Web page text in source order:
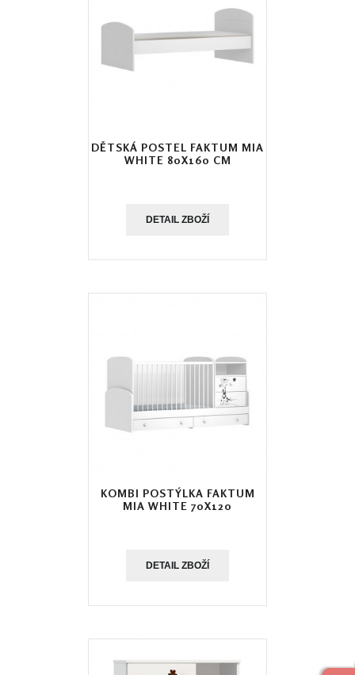
DĚTSKÁ POSTEL FAKTUM MIA
WHITE 80X160 CM
DETAIL ZBOŽÍ
KOMBI POSTÝLKA FAKTUM
MIA WHITE 70X120
DETAIL ZBOŽÍ